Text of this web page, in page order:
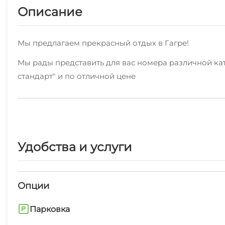
Описание
Мы предлагаем прекрасный отдых в Гагре!
Мы рады представить для вас номера различной
стандарт" и по отличной цене
Хотите делиться яркими впечатлениями об
Можете не беспокоиться за ваш комфорт - мы
В пешей доступности пляж галечный, набережная,
На территории нашего объекта предоставляются
У нас хорошая кухня, которую отмечают все наши
Удобства и услуги
Опции
Парковка